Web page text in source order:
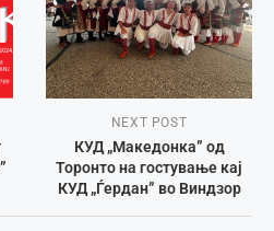
NEXT POST
КУД „Македонка” од
Торонто на гостување кај
КУД „Ѓердан” во Виндзор